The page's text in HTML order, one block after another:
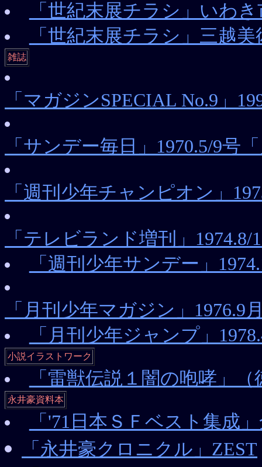
「世紀末展チラシ」いわ
「世紀末展チラシ」三越
雑誌
「マガジンSPECIAL No.9」
「サンデー毎日」1970.5/9号
「週刊少年チャンピオン」
「テレビランド増刊」
「週刊少年サンデー」
「月刊少年マガジン」
「月刊少年ジャンプ」
小説イラストワーク
「雷獣伝説１闇の咆哮」
永井豪資料本
「'71日本ＳＦベスト集成
「永井豪クロニクル」ZEST